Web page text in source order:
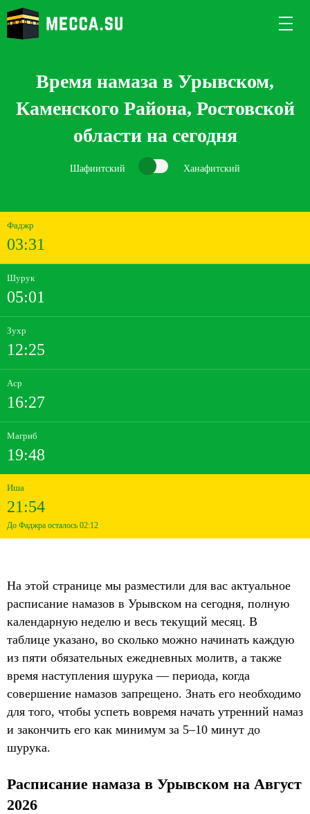
Время намаза в Урывском,
Каменского Района, Ростовской
области на сегодня
Шафиитский Ханафитский
Фаджр
03:31
Шурук
05:01
Зухр
12:25
Аср
16:27
Магриб
19:48
Иша
21:54
До Фаджра осталось 02:12
На этой странице мы разместили для вас актуальное
расписание намазов в Урывском на сегодня, полную
календарную неделю и весь текущий месяц. В
таблице указано, во сколько можно начинать каждую
из пяти обязательных ежедневных молитв, а также
время наступления шурука — периода, когда
совершение намазов запрещено. Знать его необходимо
для того, чтобы успеть вовремя начать утренний намаз
и закончить его как минимум за 5–10 минут до
шурука.
Расписание намаза в Урывском на Август
2026